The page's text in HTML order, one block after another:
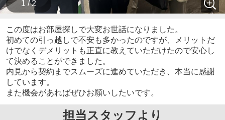
1 / 2
この度はお部屋探しで大変お世話になりました。
初めての引っ越しで不安も多かったのですが、メリットだ
けでなくデメリットも正直に教えていただけたので安心し
て決めることができました。
内見から契約までスムーズに進めていただき、本当に感謝
しています。
また機会があればぜひお願いしたいです。
担当スタッフより